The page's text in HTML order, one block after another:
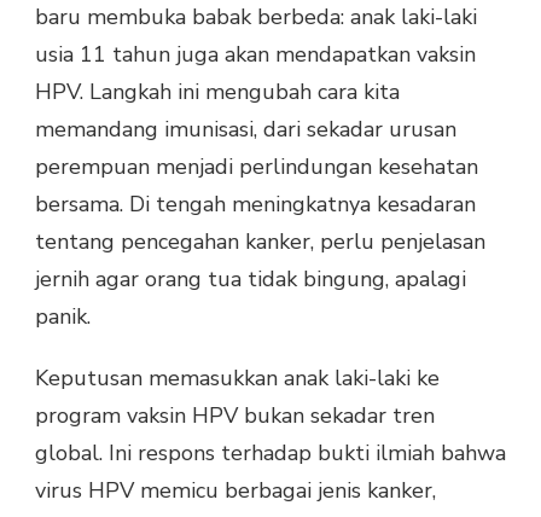
baru membuka babak berbeda: anak laki-laki
usia 11 tahun juga akan mendapatkan vaksin
HPV. Langkah ini mengubah cara kita
memandang imunisasi, dari sekadar urusan
perempuan menjadi perlindungan kesehatan
bersama. Di tengah meningkatnya kesadaran
tentang pencegahan kanker, perlu penjelasan
jernih agar orang tua tidak bingung, apalagi
panik.
Keputusan memasukkan anak laki-laki ke
program vaksin HPV bukan sekadar tren
global. Ini respons terhadap bukti ilmiah bahwa
virus HPV memicu berbagai jenis kanker,